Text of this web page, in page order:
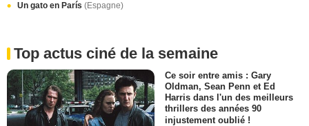
Un gato en París (Espagne)
Top actus ciné de la semaine
Ce soir entre amis : Gary
Oldman, Sean Penn et Ed
Harris dans l'un des meilleurs
thrillers des années 90
injustement oublié !